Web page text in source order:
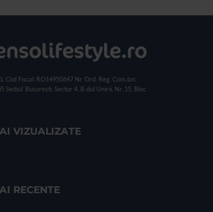
Cod Fiscal: RO14950647 Nr. Ord. Reg. Com./an:
Sediul: Bucuresti, Sector 4, B-dul Unirii, Nr. 15, Bloc
VIZUALIZATE
RECENTE